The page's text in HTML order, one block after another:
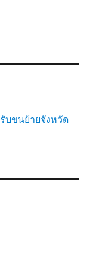
รับขนย้ายจังหวัด